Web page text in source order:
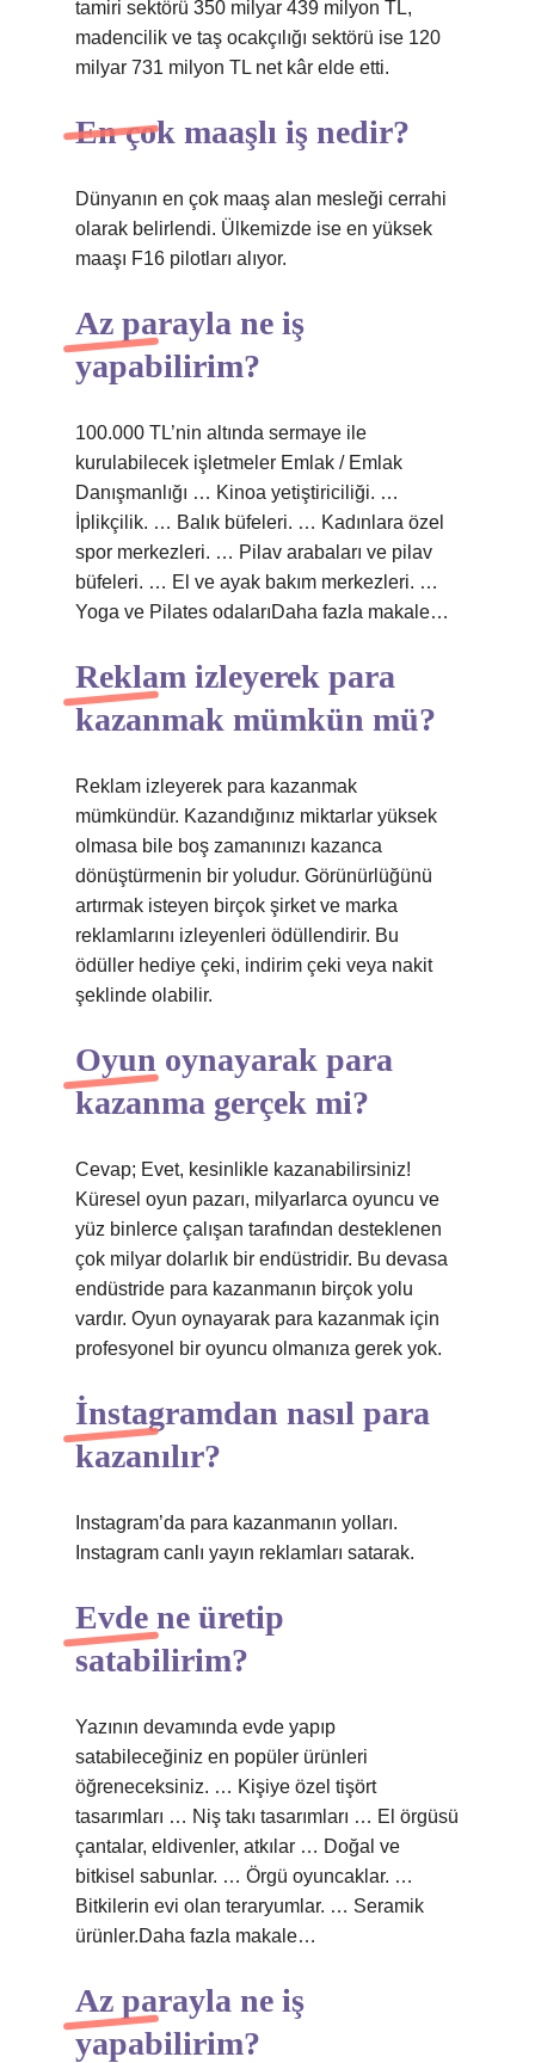
tamiri sektörü 350 milyar 439 milyon TL,
madencilik ve taş ocakçılığı sektörü ise 120
milyar 731 milyon TL net kâr elde etti.
En çok maaşlı iş nedir?
Dünyanın en çok maaş alan mesleği cerrahi
olarak belirlendi. Ülkemizde ise en yüksek
maaşı F16 pilotları alıyor.
Az parayla ne iş
yapabilirim?
100.000 TL’nin altında sermaye ile
kurulabilecek işletmeler Emlak / Emlak
Danışmanlığı … Kinoa yetiştiriciliği. …
İplikçilik. … Balık büfeleri. … Kadınlara özel
spor merkezleri. … Pilav arabaları ve pilav
büfeleri. … El ve ayak bakım merkezleri. …
Yoga ve Pilates odalarıDaha fazla makale…
Reklam izleyerek para
kazanmak mümkün mü?
Reklam izleyerek para kazanmak
mümkündür. Kazandığınız miktarlar yüksek
olmasa bile boş zamanınızı kazanca
dönüştürmenin bir yoludur. Görünürlüğünü
artırmak isteyen birçok şirket ve marka
reklamlarını izleyenleri ödüllendirir. Bu
ödüller hediye çeki, indirim çeki veya nakit
şeklinde olabilir.
Oyun oynayarak para
kazanma gerçek mi?
Cevap; Evet, kesinlikle kazanabilirsiniz!
Küresel oyun pazarı, milyarlarca oyuncu ve
yüz binlerce çalışan tarafından desteklenen
çok milyar dolarlık bir endüstridir. Bu devasa
endüstride para kazanmanın birçok yolu
vardır. Oyun oynayarak para kazanmak için
profesyonel bir oyuncu olmanıza gerek yok.
İnstagramdan nasıl para
kazanılır?
Instagram’da para kazanmanın yolları.
Instagram canlı yayın reklamları satarak.
Evde ne üretip
satabilirim?
Yazının devamında evde yapıp
satabileceğiniz en popüler ürünleri
öğreneceksiniz. … Kişiye özel tişört
tasarımları … Niş takı tasarımları … El örgüsü
çantalar, eldivenler, atkılar … Doğal ve
bitkisel sabunlar. … Örgü oyuncaklar. …
Bitkilerin evi olan teraryumlar. … Seramik
ürünler.Daha fazla makale…
Az parayla ne iş
yapabilirim?